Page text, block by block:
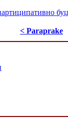
< Paraprake